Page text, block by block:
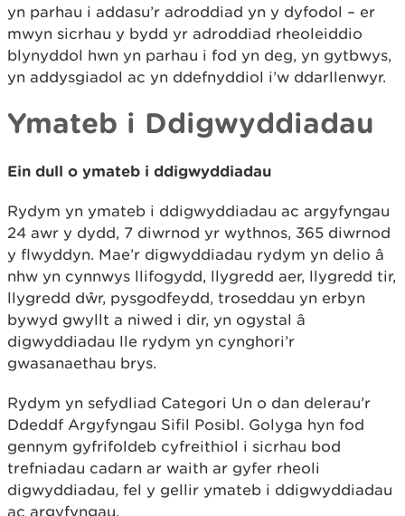
yn parhau i addasu’r adroddiad yn y dyfodol – er
mwyn sicrhau y bydd yr adroddiad rheoleiddio
blynyddol hwn yn parhau i fod yn deg, yn gytbwys,
yn addysgiadol ac yn ddefnyddiol i’w ddarllenwyr.
Ymateb i Ddigwyddiadau
Ein dull o ymateb i ddigwyddiadau
Rydym yn ymateb i ddigwyddiadau ac argyfyngau
24 awr y dydd, 7 diwrnod yr wythnos, 365 diwrnod
y flwyddyn. Mae’r digwyddiadau rydym yn delio â
nhw yn cynnwys llifogydd, llygredd aer, llygredd tir,
llygredd dŵr, pysgodfeydd, troseddau yn erbyn
bywyd gwyllt a niwed i dir, yn ogystal â
digwyddiadau lle rydym yn cynghori’r
gwasanaethau brys.
Rydym yn sefydliad Categori Un o dan delerau’r
Ddeddf Argyfyngau Sifil Posibl. Golyga hyn fod
gennym gyfrifoldeb cyfreithiol i sicrhau bod
trefniadau cadarn ar waith ar gyfer rheoli
digwyddiadau, fel y gellir ymateb i ddigwyddiadau
ac argyfyngau.